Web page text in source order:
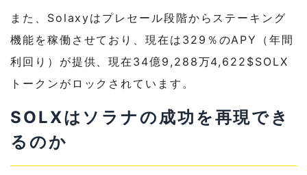
また、Solaxyはプレセール段階からステーキング
機能を稼働させており、現在は329％のAPY（年間
利回り）が提供、現在34億9,288万4,622$SOLX
トークンがロックされています。
SOLXはソラナの成功を再現でき
るのか